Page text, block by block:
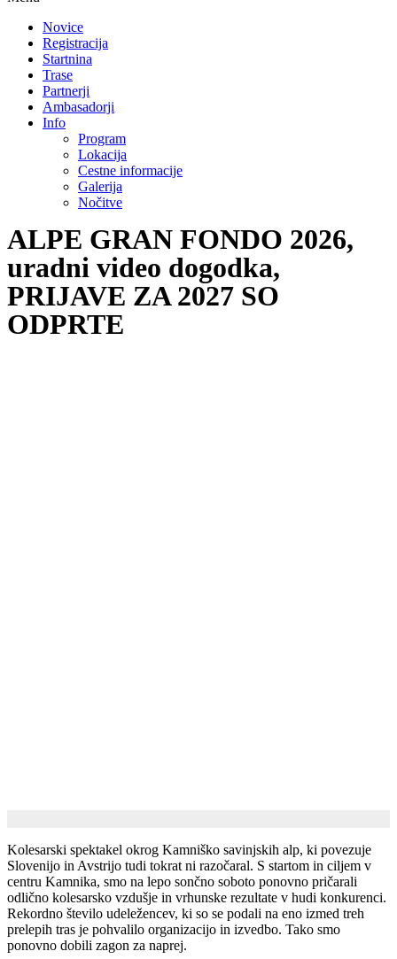
Novice
Registracija
Startnina
Trase
Partnerji
Ambasadorji
Info
Program
Lokacija
Cestne informacije
Galerija
Nočitve
ALPE GRAN FONDO 2026,
uradni video dogodka,
PRIJAVE ZA 2027 SO
ODPRTE
Kolesarski spektakel okrog Kamniško savinjskih alp, ki povezuje
Slovenijo in Avstrijo tudi tokrat ni razočaral. S startom in ciljem v
centru Kamnika, smo na lepo sončno soboto ponovno pričarali
odlično kolesarsko vzdušje in vrhunske rezultate v hudi konkurenci.
Rekordno število udeležencev, ki so se podali na eno izmed treh
prelepih tras je pohvalilo organizacijo in izvedbo. Tako smo
ponovno dobili zagon za naprej.